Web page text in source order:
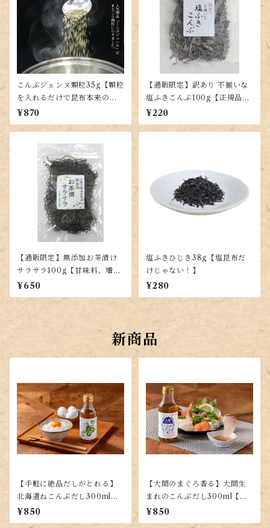
こんぶジェンヌ顆粒35g【顆粒
を入れるだけで昆布本来の味
が楽しめる！出し昆布代わり
に！羅臼・利尻・真昆布を贅
¥870
【通販限定】訳あり 不揃いな
塩ふきこんぶ100g【正規品と
同じ味】
¥220
【通販限定】無添加お茶漬け
サラサラ100g【甘味料、増粘
剤不使用で上質な昆布を使用
した塩昆布】
¥650
塩ふきひじき38g【塩昆布だ
けじゃない！】
¥280
新商品
【手軽に絶品だしがとれる】
北海道ねこんぶだし300ml
【使いやすい液体タイプ】
¥850
【大間のまぐろ香る】大間生
まれのこんぶだし300ml【手
軽な液体だし】
¥850